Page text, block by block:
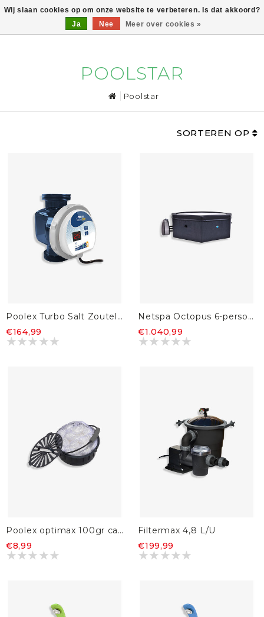
0
POOLSTAR
Poolstar
SORTEREN OP
Poolex Turbo Salt Zoutelektrolyse
€164,99
Netspa Octopus 6-persoons
€1.040,99
Poolex optimax 100gr cartridge - Type A
€8,99
Filtermax 4,8 L/U
€199,99
Wij slaan cookies op om onze website te verbeteren. Is dat akkoord?
Ja
Nee Meer over cookies »